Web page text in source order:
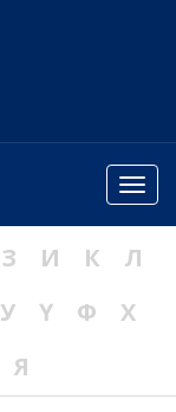
Menu
З И К
Л
У Ү Ф
Х
Я